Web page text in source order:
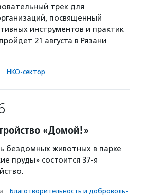
трек для
посвященный
инструментов и практик
21 августа в Рязани
· НКО-сектор
«Домой!»
бездомных животных в парке
пруды» состоится 37-я
· Благотвори­тель­ность и доброволь­